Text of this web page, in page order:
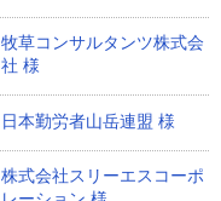
牧草コンサルタンツ株式会
社 様
日本勤労者山岳連盟 様
株式会社スリーエスコーポ